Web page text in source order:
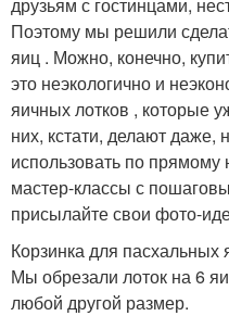
Поэтому мы решили
яиц . Можно, конечно,
это неэкологично и
яичных лотков , которые
них, кстати, делают
использовать по
мастер-классы с
присылайте свои фото-
Корзинка для пасхальных
Мы обрезали лоток на 6
любой другой размер.